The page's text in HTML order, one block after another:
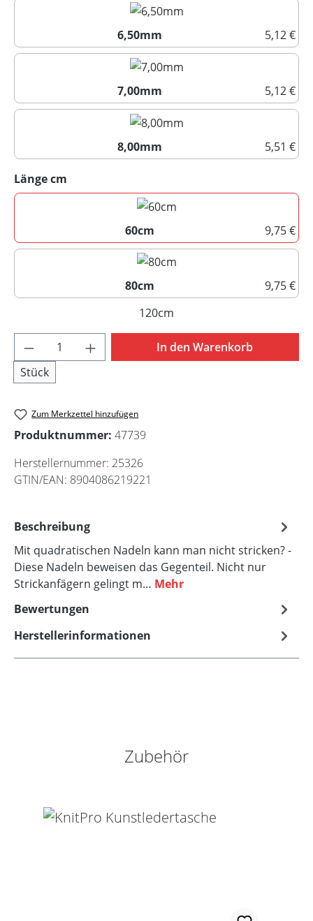
6,50mm
5,12 €
6,50mm
7,00mm
5,12 €
7,00mm
8,00mm
5,51 €
Länge cm
60cm
9,75 €
60cm
80cm
9,75 €
80cm
120cm
Produkt Anzahl: Gib den gewünschten
Stück
In den Warenkorb
Zum Merkzettel hinzufügen
Produktnummer: 47739
Herstellernummer: 25326
GTIN/EAN: 8904086219221
Beschreibung
Mit quadratischen Nadeln kann man nicht stricken? -
Diese Nadeln beweisen das Gegenteil. Nicht nur
Strickanfägern gelingt m… Mehr
Bewertungen
Herstellerinformationen
Produktgalerie überspringen
Zubehör